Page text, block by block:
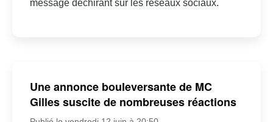
message déchirant sur les réseaux sociaux.
Une annonce bouleversante de MC
Gilles suscite de nombreuses réactions